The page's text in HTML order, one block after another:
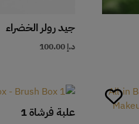
جيد رولر الخضراء
د.إ
علبة فرشاة 1